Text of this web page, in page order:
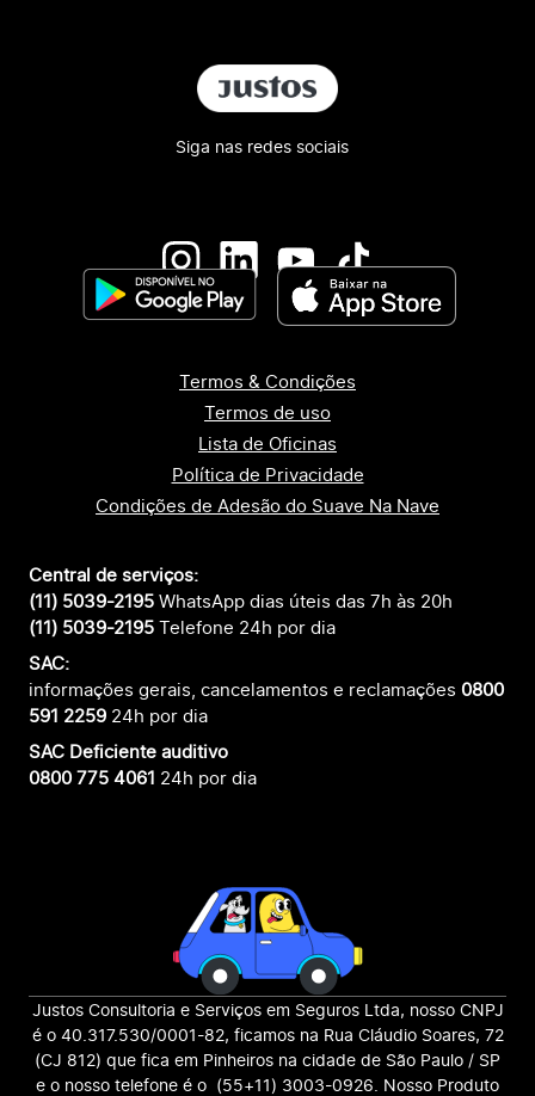
Siga nas redes sociais
Termos & Condições
Termos de uso
Lista de Oficinas
Política de Privacidade
Condições de Adesão do Suave Na Nave
Central de serviços:
(11) 5039-2195 WhatsApp dias úteis das 7h às 20h
(11) 5039-2195 Telefone 24h por dia
SAC:
informações gerais, cancelamentos e reclamações 0800
591 2259 24h por dia
SAC Deficiente auditivo
0800 775 4061 24h por dia
Justos Consultoria e Serviços em Seguros Ltda, nosso CNPJ
é o 40.317.530/0001-82, ficamos na Rua Cláudio Soares, 72
(CJ 812) que fica em Pinheiros na cidade de São Paulo / SP
e o nosso telefone é o (55+11) 3003-0926. Nosso Produto